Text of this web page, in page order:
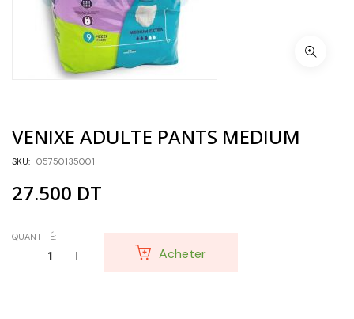
VENIXE ADULTE PANTS MEDIUM
SKU: 05750135001
27.500 DT
QUANTITÉ:
Acheter